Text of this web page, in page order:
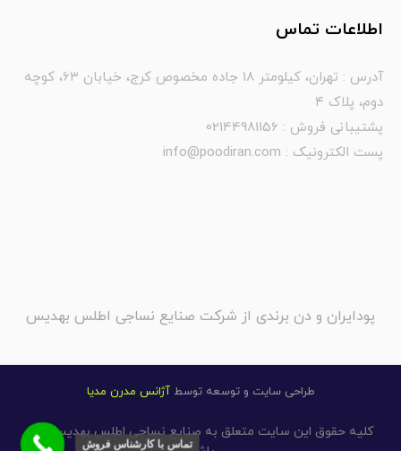
اطلاعات تماس
آدرس : تهران، کیلومتر ۱۸ جاده مخصوص کرج، خیابان ۶۳، کوچه
دوم، پلاک ۴
پشتیبانی فروش : 02144981156
پست الکترونیک : info@poodiran.com
پودایران و دن برندی از شرکت صنایع نساجی اطلس بهدیس
طراحی سایت و توسعه توسط آژانس مدرن مدیا
کلیه حقوق این سایت متعلق به صنایع نساجی اطلس بهدیس
می
تماس با کارشناس فروش